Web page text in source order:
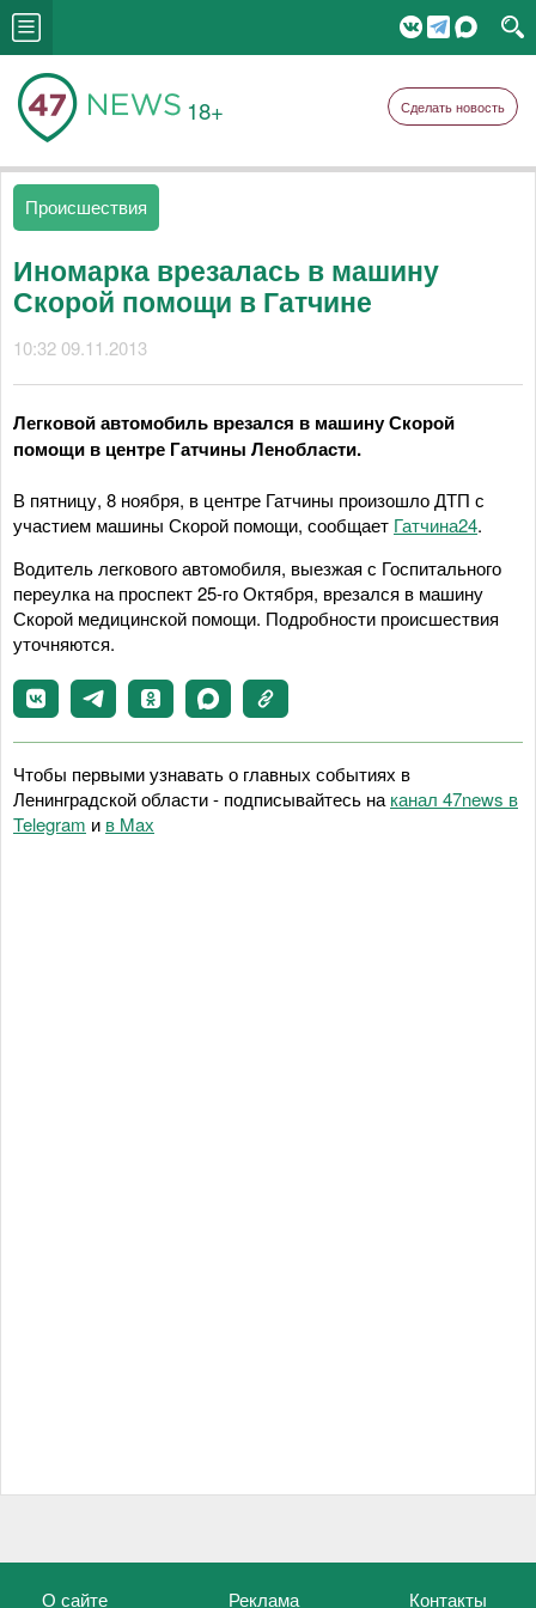
18+ Сделать новость
Происшествия
Иномарка врезалась в машину
Скорой помощи в Гатчине
10:32 09.11.2013
Легковой автомобиль врезался в машину Скорой
помощи в центре Гатчины Ленобласти.
В пятницу, 8 ноября, в центре Гатчины произошло ДТП с
участием машины Скорой помощи, сообщает Гатчина24.
Водитель легкового автомобиля, выезжая с Госпитального
переулка на проспект 25-го Октября, врезался в машину
Скорой медицинской помощи. Подробности происшествия
уточняются.
Чтобы первыми узнавать о главных событиях в
Ленинградской области - подписывайтесь на канал 47news в
Telegram и в Maх
О сайте Реклама Контакты